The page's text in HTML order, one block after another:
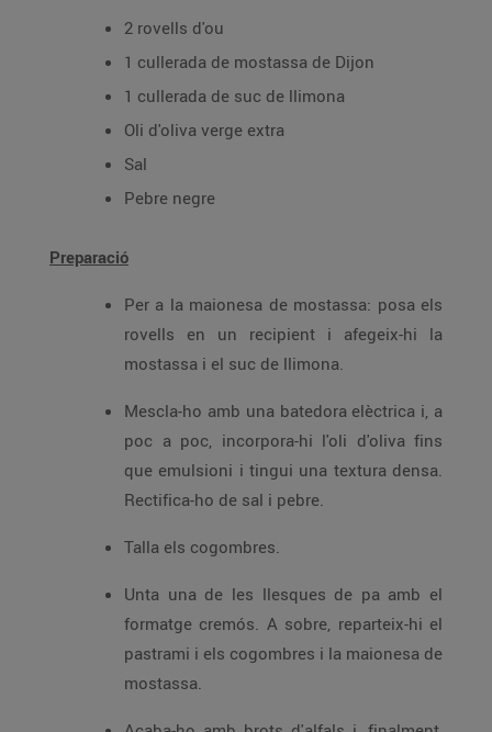
2 rovells d'ou
1 cullerada de mostassa de Dijon
1 cullerada de suc de llimona
Oli d'oliva verge extra
Sal
Pebre negre
Preparació
Per a la maionesa de mostassa: posa els
rovells en un recipient i afegeix-hi la
mostassa i el suc de llimona.
Mescla-ho amb una batedora elèctrica i, a
poc a poc, incorpora-hi l'oli d'oliva fins
que emulsioni i tingui una textura densa.
Rectifica-ho de sal i pebre.
Talla els cogombres.
Unta una de les llesques de pa amb el
formatge cremós. A sobre, reparteix-hi el
pastrami i els cogombres i la maionesa de
mostassa.